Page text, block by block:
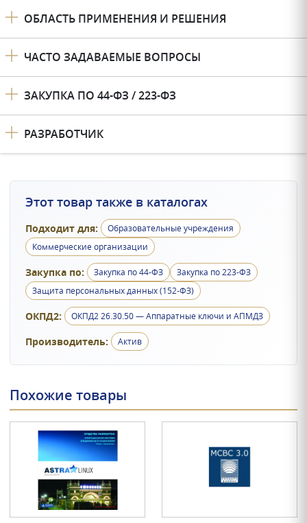
ОБЛАСТЬ ПРИМЕНЕНИЯ И РЕШЕНИЯ
ЧАСТО ЗАДАВАЕМЫЕ ВОПРОСЫ
ЗАКУПКА ПО 44-ФЗ / 223-ФЗ
РАЗРАБОТЧИК
Этот товар также в каталогах
Подходит для:
Образовательные учреждения
Коммерческие организации
Закупка по: Закупка по 44-ФЗ
Закупка по 223-ФЗ
Защита персональных данных (152-ФЗ)
ОКПД2: ОКПД2 26.30.50 — Аппаратные ключи и АПМДЗ
Производитель: Актив
Похожие товары